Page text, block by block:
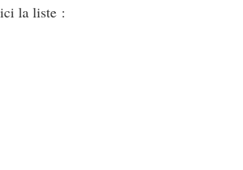
la liste :